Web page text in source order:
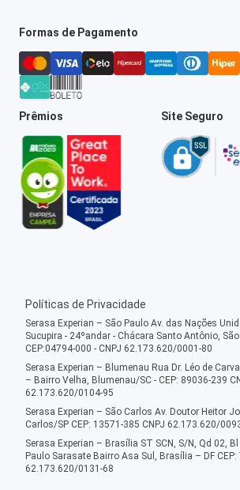
Formas de Pagamento
Prêmios Site Seguro
Políticas de Privacidade
Serasa Experian – São Paulo Av. das Nações
Sucupira - 24ºandar - Chácara Santo Antônio,
CEP:04794-000 - CNPJ 62.173.620/0001-80
Serasa Experian – Blumenau Rua Dr. Léo de
– Bairro Velha, Blumenau/SC - CEP: 89036-239
62.173.620/0104-95
Serasa Experian – São Carlos Av. Doutor Heitor
Carlos/SP CEP: 13571-385 CNPJ 62.173.620/
Serasa Experian – Brasília ST SCN, S/N, Qd 02, Bl
Paulo Sarasate Bairro Asa Sul, Brasília – DF CEP:
62.173.620/0131-68